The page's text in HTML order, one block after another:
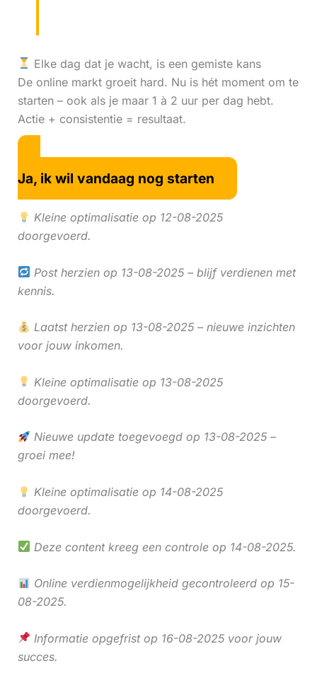
Elke dag dat je wacht, is een gemiste kans
De online markt groeit hard. Nu is hét moment om te
starten – ook als je maar 1 à 2 uur per dag hebt.
Actie + consistentie = resultaat.
Ja, ik wil vandaag nog starten
Kleine optimalisatie op 12-08-2025
doorgevoerd.
Post herzien op 13-08-2025 – blijf verdienen met
kennis.
Laatst herzien op 13-08-2025 – nieuwe inzichten
voor jouw inkomen.
Kleine optimalisatie op 13-08-2025
doorgevoerd.
Nieuwe update toegevoegd op 13-08-2025 –
groei mee!
Kleine optimalisatie op 14-08-2025
doorgevoerd.
Deze content kreeg een controle op 14-08-2025.
Online verdienmogelijkheid gecontroleerd op 15-
08-2025.
Informatie opgefrist op 16-08-2025 voor jouw
succes.